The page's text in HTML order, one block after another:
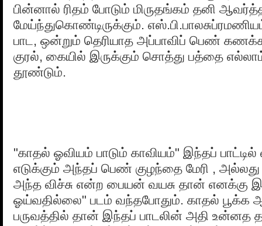
பின்னால் ரிதம் போடும் மிருதங்கம் தனி
மேய்ந்துகொண்டிருக்கும்.
பாட, ஒன்றும் தெரியாத அப்பாவிப் பெண்
குரல், கையில் இருக்கும் சொத்து பத்தை
தூண்டும்.
"காதல் ஓவியம் பாடும் காவியம்" இந்தப்
எடுக்கும் அந்தப் பெண் குழந்தை மேரி ,
அந்த விச்சு என்ற பையன் வயசு தான்
ஓய்வதில்லை" படம் வந்தபோதும். காதல் பூக்க
பருவத்தில் தான் இந்தப் பாடலின் அதி உன்னத